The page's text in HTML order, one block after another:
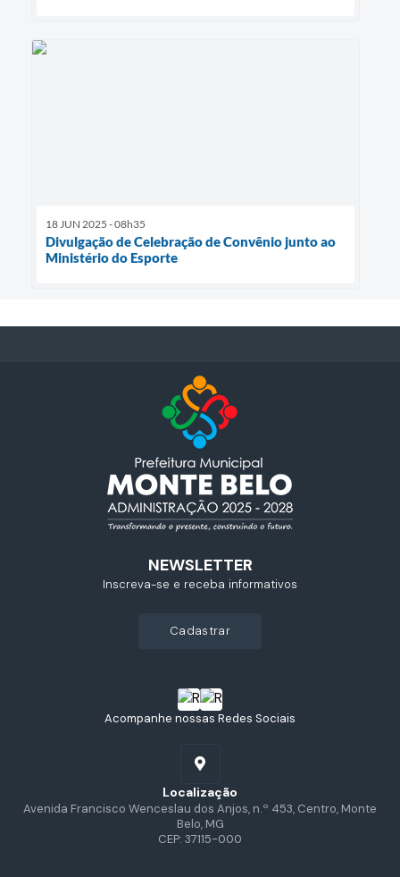
18 JUN 2025 - 08h35
Divulgação de Celebração de Convênio junto ao
Ministério do Esporte
Acompanhe nossas Redes Sociais
Localização
Avenida Francisco Wenceslau dos Anjos, n.º 453, Centro, Monte
Belo, MG
CEP: 37115-000
NEWSLETTER
Inscreva-se e receba informativos
cadastrar